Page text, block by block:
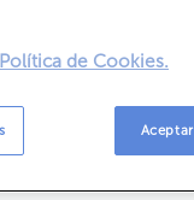
Política de Cookies.